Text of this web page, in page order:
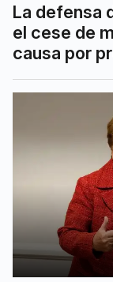
La defensa
el cese de
causa por